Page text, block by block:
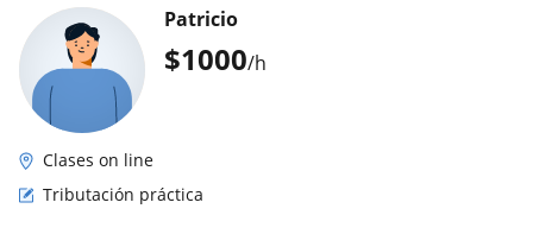
$1000/h
Patricio
Clases on line
Tributación práctica